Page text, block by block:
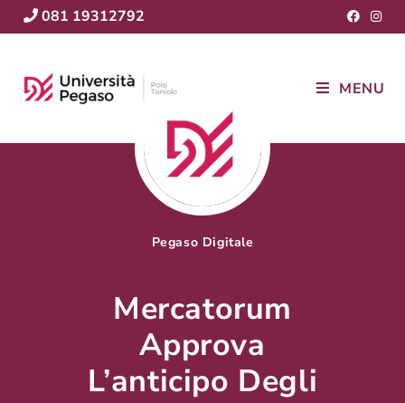
081 19312792
MENU
Pegaso Digitale
Mercatorum
Approva
L’anticipo Degli